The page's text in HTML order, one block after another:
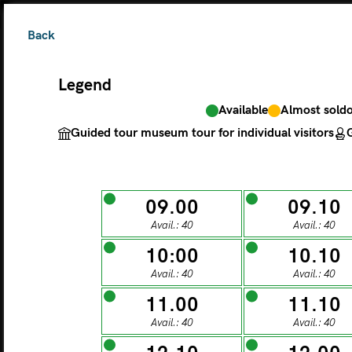
The ticket grants
Legend
Available
Guided tour
M
MONDAY
Back
Legend
Available Almost
Guided tour museum tour for individual visitors
09.00
Avail.: 40
09.10
Avail.: 40
10:00
Avail.: 40
10.10
Avail.: 40
11.00
Avail.: 40
11.10
Avail.: 40